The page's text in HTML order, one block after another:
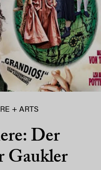
+ ARTS
Der
Gaukler